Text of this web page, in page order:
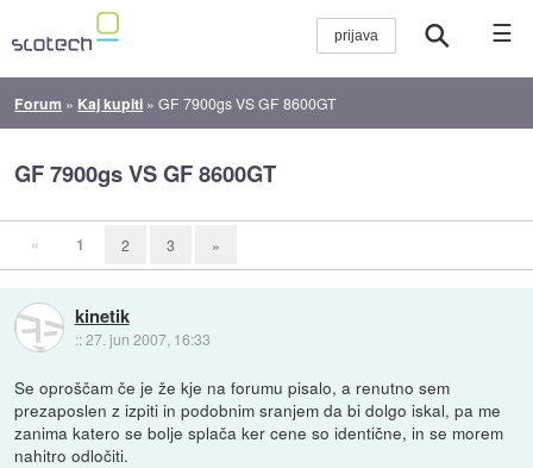
☰
Forum » Kaj kupiti »GF 7900gs VS GF 8600GT
GF 7900gs VS GF 8600GT
« 1 2 3 »
kinetik
::27. jun 2007, 16:33
Se oproščam če je že kje na forumu pisalo, a renutno sem
prezaposlen z izpiti in podobnim sranjem da bi dolgo iskal, pa me
zanima katero se bolje splača ker cene so identične, in se morem
nahitro odločiti.